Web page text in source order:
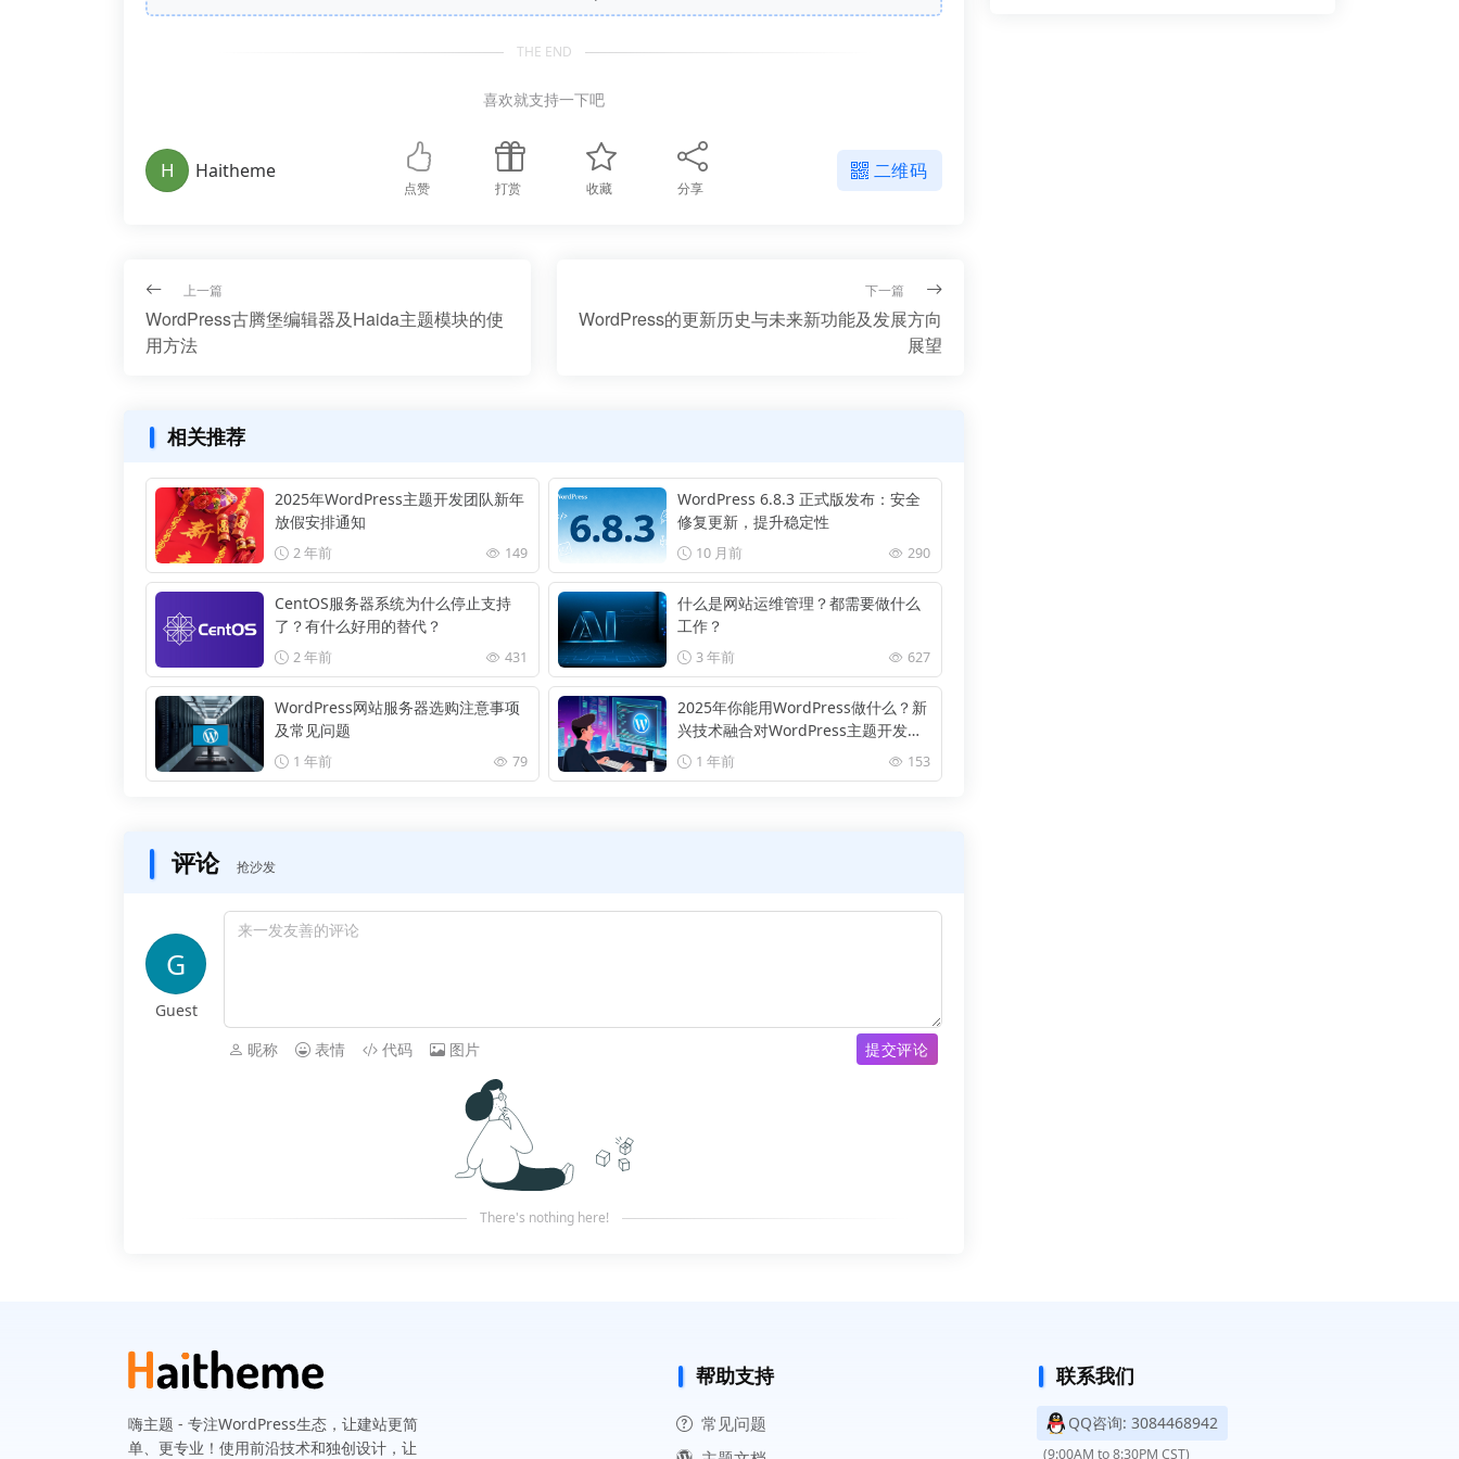
THE END
喜欢就支持一下吧
H Haitheme
点赞 打赏 收藏 分享
二维码
上一篇
WordPress古腾堡编辑器及Haida主题模块的使
用方法
下一篇
WordPress的更新历史与未来新功能及发展方向
展望
相关推荐
2025年WordPress主题开发团队新年
放假安排通知
2 年前 149
WordPress 6.8.3 正式版发布：安全
修复更新，提升稳定性
10 月前 290
CentOS服务器系统为什么停止支持
了？有什么好用的替代？
2 年前 431
什么是网站运维管理？都需要做什么
工作？
3 年前 627
WordPress网站服务器选购注意事项
及常见问题
1 年前 79
2025年你能用WordPress做什么？新
兴技术融合对WordPress主题开发有
何影响？
1 年前 153
评论 抢沙发
G
Guest
昵称
表情 代码 图片 提交评论
There's nothing here!
嗨主题 - 专注WordPress生态，让建站更简
单、更专业！使用前沿技术和独创设计，让
帮助支持
常见问题
联系我们
QQ咨询: 3084468942
(9:00AM to 8:30PM CST)